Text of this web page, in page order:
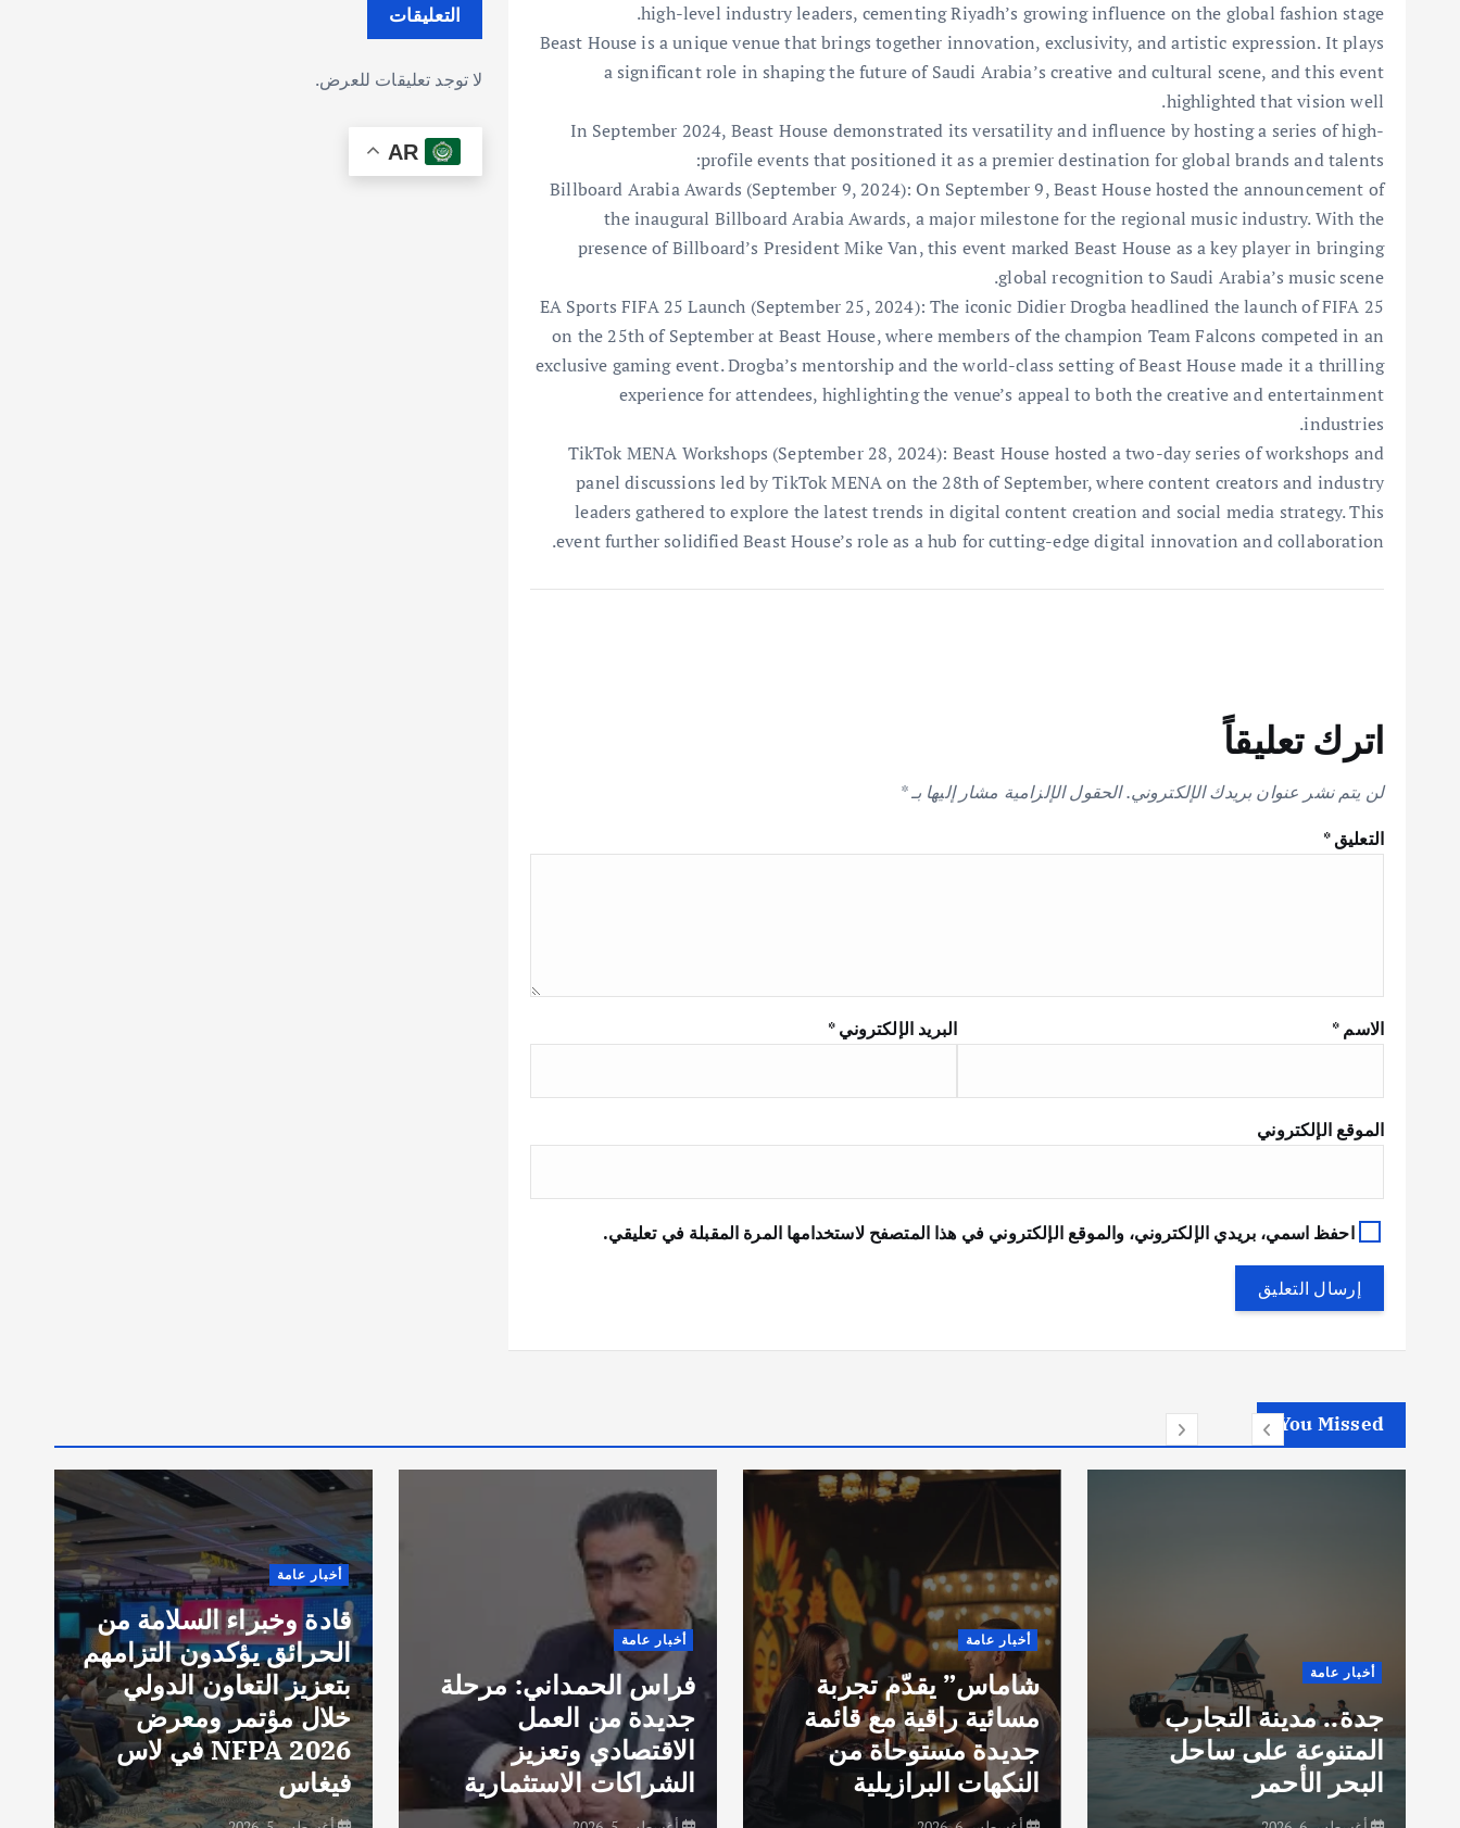
high-level industry leaders, cementing Riyadh’s growing influence on the global fashion stage.
Beast House is a unique venue that brings together innovation, exclusivity, and artistic expression. It plays
a significant role in shaping the future of Saudi Arabia’s creative and cultural scene, and this event
highlighted that vision well.
In September 2024, Beast House demonstrated its versatility and influence by hosting a series of high-
profile events that positioned it as a premier destination for global brands and talents:
Billboard Arabia Awards (September 9, 2024): On September 9, Beast House hosted the announcement of
the inaugural Billboard Arabia Awards, a major milestone for the regional music industry. With the
presence of Billboard’s President Mike Van, this event marked Beast House as a key player in bringing
global recognition to Saudi Arabia’s music scene.
EA Sports FIFA 25 Launch (September 25, 2024): The iconic Didier Drogba headlined the launch of FIFA 25
on the 25th of September at Beast House, where members of the champion Team Falcons competed in an
exclusive gaming event. Drogba’s mentorship and the world-class setting of Beast House made it a thrilling
experience for attendees, highlighting the venue’s appeal to both the creative and entertainment
industries.
TikTok MENA Workshops (September 28, 2024): Beast House hosted a two-day series of workshops and
panel discussions led by TikTok MENA on the 28th of September, where content creators and industry
leaders gathered to explore the latest trends in digital content creation and social media strategy. This
event further solidified Beast House’s role as a hub for cutting-edge digital innovation and collaboration.
اترك تعليقاً
لن يتم نشر عنوان بريدك الإلكتروني. الحقول الإلزامية مشار إليها بـ*
التعليق*
الاسم* البريد الإلكتروني*
الموقع الإلكتروني
احفظ اسمي، بريدي الإلكتروني، والموقع الإلكتروني في هذا المتصفح لاستخدامها المرة المقبلة في تعليقي.
التعليقات
لا توجد تعليقات للعرض.
AR
You Missed
أخبار عامة
جدة.. مدينة التجارب
المتنوعة على ساحل
البحر الأحمر
أخبار عامة
شاماس” يقدّم تجربة
مسائية راقية مع قائمة
جديدة مستوحاة من
النكهات البرازيلية
أخبار عامة
فراس الحمداني: مرحلة
جديدة من العمل
الاقتصادي وتعزيز
الشراكات الاستثمارية
أخبار عامة
قادة وخبراء السلامة من
الحرائق يؤكدون التزامهم
بتعزيز التعاون الدولي
خلال مؤتمر ومعرض
NFPA 2026 في لاس
فيغاس